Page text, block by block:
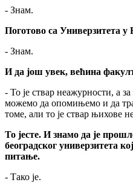
- Знам.
Поготово са Универзитета у
- Знам.
И да још увек, већина
- То је ствар неажурности, а
можемо да опомињемо и да
томе, али то је ствар њихове
То јесте. И знамо да је
београдског универзитета
питање.
- Тако је.